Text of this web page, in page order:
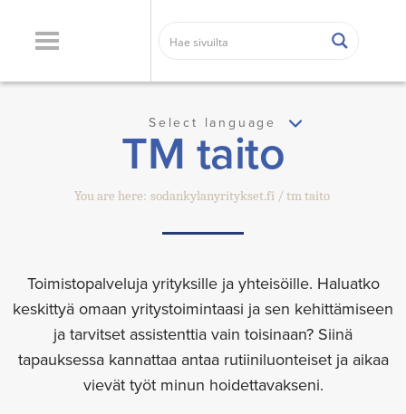
Select language
TM taito
You are here: sodankylanyritykset.fi tm taito
Toimistopalveluja yrityksille ja yhteisöille. Haluatko
keskittyä omaan yritystoimintaasi ja sen kehittämiseen
ja tarvitset assistenttia vain toisinaan? Siinä
tapauksessa kannattaa antaa rutiiniluonteiset ja aikaa
vievät työt minun hoidettavakseni.